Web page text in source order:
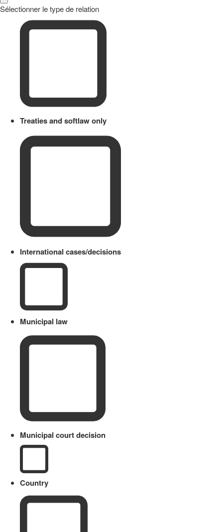
Sélectionner le type de relation
Treaties and softlaw only
International cases/decisions
Municipal law
Municipal court decision
Country